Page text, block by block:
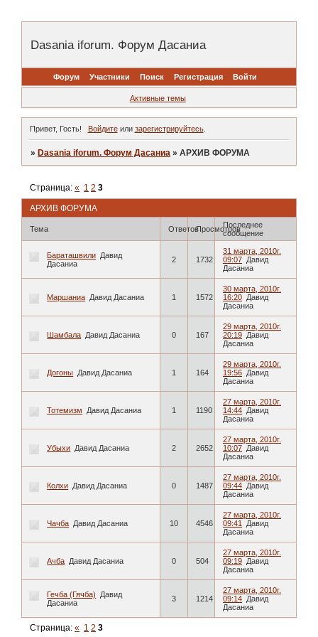
Dasania iforum. Форум Дасаниа
Форум Участники Поиск Регистрация Войти
Активные темы
Привет, Гость! Войдитеили зарегистрируйтесь.
» Dasania iforum. Форум Дасаниа »АРХИВ ФОРУМА
АРХИВ ФОРУМА
Страница:« 1 2 3
Тема ОтветовПросмотровПоследнее
сообщение
Бараташвили Давид
Дасаниа
2 1732
31 марта, 2010г.
09:07 Давид
Дасаниа
Маршаниа Давид Дасаниа 1 1572
30 марта, 2010г.
16:20 Давид
Дасаниа
Шамбала Давид Дасаниа 0 167
29 марта, 2010г.
20:19 Давид
Дасаниа
Догоны Давид Дасаниа 1 164
29 марта, 2010г.
19:56 Давид
Дасаниа
Тотемизм Давид Дасаниа 1 1190
27 марта, 2010г.
14:44 Давид
Дасаниа
Убыхи Давид Дасаниа 2 2652
27 марта, 2010г.
10:07 Давид
Дасаниа
Колхи Давид Дасаниа 0 1487
27 марта, 2010г.
09:44 Давид
Дасаниа
Чачба Давид Дасаниа 10 4546
27 марта, 2010г.
09:41
Давид
Дасаниа
Ачба Давид Дасаниа 0 504
27 марта, 2010г.
09:19 Давид
Дасаниа
Гечба (Гячба)
Давид
Дасаниа
3 1214
27 марта, 2010г.
09:14 Давид
Дасаниа
Страница:« 1 2 3